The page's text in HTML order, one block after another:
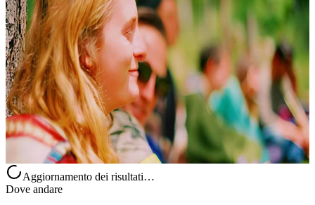
Guarigione con Ayahuasca di Malattia Grave
Molte persone descrivono la medicina vegetale dell’Ayahuasca
come un cammino di guarigione profondo, capace di accompagnare
anche chi segue già un percorso con la medicina occidentale. Per
alcuni, la....
Su richiesta
Cuenca, Ecuador
Aggiornamento dei risultati…
Dove andare